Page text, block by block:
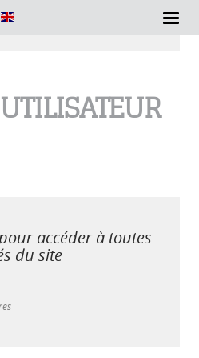
accéder à toutes
du site